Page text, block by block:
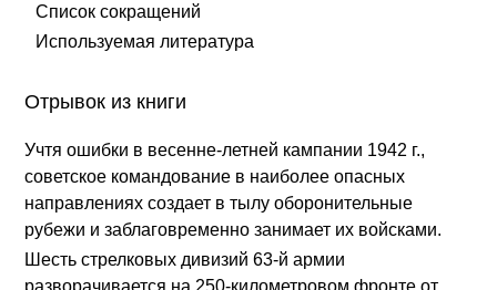
Список сокращений
Используемая литература
Отрывок из книги
Учтя ошибки в весенне-летней кампании 1942 г.,
советское командование в наиболее опасных
направлениях создает в тылу оборонительные
рубежи и заблаговременно занимает их войсками.
Шесть стрелковых дивизий 63-й армии
разворачивается на 250-километровом фронте от